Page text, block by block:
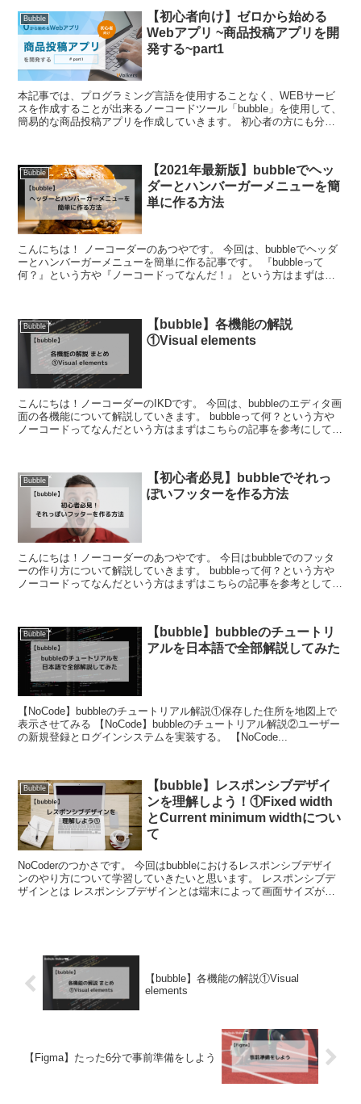
Bubble
【初心者向け】ゼロから始める
Webアプリ ~商品投稿アプリを開
発する~part1
本記事では、プログラミング言語を使用することなく、WEBサービ
スを作成することが出来るノーコードツール「bubble」を使用して、
簡易的な商品投稿アプリを作成していきます。 初心者の方にも分か
Bubble
【2021年最新版】bubbleでヘッ
ダーとハンバーガーメニューを簡
単に作る方法
こんにちは！ ノーコーダーのあつやです。 今回は、bubbleでヘッダ
ーとハンバーガーメニューを簡単に作る記事です。 『bubbleって
何？』という方や『ノーコードってなんだ！』 という方はまずはこ
Bubble
【bubble】各機能の解説
①Visual elements
こんにちは！ノーコーダーのIKDです。 今回は、bubbleのエディタ画
面の各機能について解説していきます。 bubbleって何？という方や
ノーコードってなんだという方はまずはこちらの記事を参考にしてみ
Bubble
【初心者必見】bubbleでそれっ
ぽいフッターを作る方法
こんにちは！ノーコーダーのあつやです。 今日はbubbleでのフッタ
ーの作り方について解説していきます。 bubbleって何？という方や
ノーコードってなんだという方はまずはこちらの記事を参考としてみ
Bubble
【bubble】bubbleのチュートリ
アルを日本語で全部解説してみた
【NoCode】bubbleのチュートリアル解説①保存した住所を地図上で
表示させてみる 【NoCode】bubbleのチュートリアル解説②ユーザー
の新規登録とログインシステムを実装する。 【NoCode...
Bubble
【bubble】レスポンシブデザイ
ンを理解しよう！①Fixed width
とCurrent minimum widthについ
て
NoCoderのつかさです。 今回はbubbleにおけるレスポンシブデザイ
ンのやり方について学習していきたいと思います。 レスポンシブデ
ザインとは レスポンシブデザインとは端末によって画面サイズが異
【bubble】各機能の解説①Visual
elements
【Figma】たった6分で事前準備をしよう